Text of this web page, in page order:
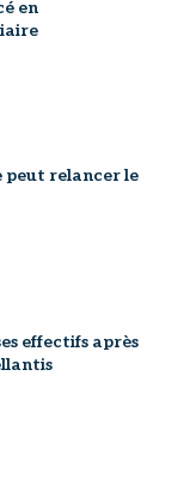
en
peut relancer le
effectifs après